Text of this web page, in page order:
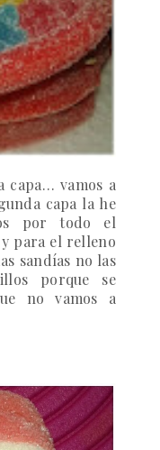
capa… vamos a
capa la he
por todo el
para el relleno
sandías no las
porque se
no vamos a